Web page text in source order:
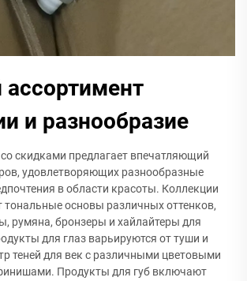
и разнообразие
скидками предлагает впечатляющий
удовлетворяющих разнообразные
в области красоты. Коллекции
основы различных оттенков,
румяна, бронзеры и хайлайтеры для
для глаз варьируются от туши и
теней для век с различными цветовыми
Продукты для губ включают